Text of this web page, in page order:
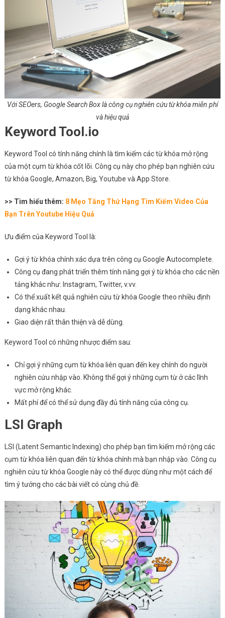
Với SEOers, Google Search Box là công cụ nghiên cứu từ khóa miễn phí
và hiệu quả
Keyword Tool.io
Keyword Tool có tính năng chính là tìm kiếm các từ khóa mở rộng
của một cụm từ khóa cốt lõi. Công cụ này cho phép bạn nghiên cứu
từ khóa Google, Amazon, Big, Youtube và App Store.
>> Tìm hiểu thêm: 8 Mẹo Tăng Thứ Hạng Tìm Kiếm Video Của
Bạn Trên Youtube Hiệu Quả
Ưu điểm của Keyword Tool là:
Gợi ý từ khóa chính xác dựa trên công cụ Google Autocomplete.
Công cụ đang phát triển thêm tính năng gợi ý từ khóa cho các nền
tảng khác như: Instagram, Twitter, v.vv.
Có thể xuất kết quả nghiên cứu từ khóa Google theo nhiều định
dạng khác nhau.
Giao diện rất thân thiện và dễ dùng.
Keyword Tool có những nhược điểm sau:
Chỉ gợi ý những cụm từ khóa liên quan đến key chính do người
nghiên cứu nhập vào. Không thể gợi ý những cụm từ ở các lĩnh
vực mở rộng khác.
Mất phí để có thể sử dụng đầy đủ tính năng của công cụ.
LSI Graph
LSI (Latent Semantic Indexing) cho phép bạn tìm kiếm mở rộng các
cụm từ khóa liên quan đến từ khóa chính mà bạn nhập vào. Công cụ
nghiên cứu từ khóa Google này có thể được dùng như một cách để
tìm ý tưởng cho các bài viết có cùng chủ đề.